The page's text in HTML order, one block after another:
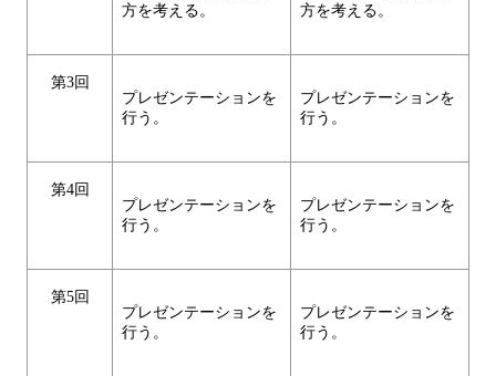
方を考える。
方を考える。
第3回
プレゼンテーションを
行う。
プレゼンテーションを
行う。
第4回
プレゼンテーションを
行う。
プレゼンテーションを
行う。
第5回
プレゼンテーションを
行う。
プレゼンテーションを
行う。